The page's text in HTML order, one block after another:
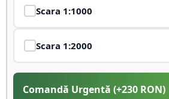
Scara 1:1000
Scara 1:2000
Comandă Urgentă (+230 RON)